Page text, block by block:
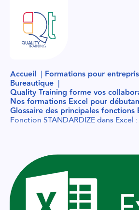
Accueil Formations pour
Bureautique
Quality Training forme vos
Nos formations Excel pour
Glossaire des principales fonctions
Fonction STANDARDIZE dans